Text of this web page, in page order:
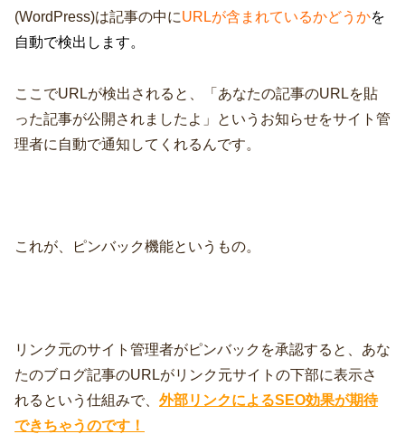
(WordPress)は記事の中にURLが含まれているかどうかを
自動で検出します。
ここでURLが検出されると、「あなたの記事のURLを貼
った記事が公開されましたよ」というお知らせをサイト管
理者に自動で通知してくれるんです。
これが、ピンバック機能というもの。
リンク元のサイト管理者がピンバックを承認すると、あな
たのブログ記事のURLがリンク元サイトの下部に表示さ
れるという仕組みで、 外部リンクによるSEO効果が期待
できちゃうのです！